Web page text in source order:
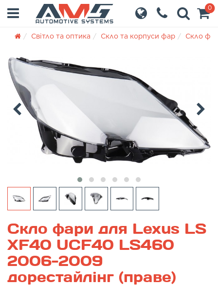
0
Світло та оптика Скло та корпуси фар Скло
Скло фари для Lexus LS
XF40 UCF40 LS460
2006-2009
дорестайлінг (праве)